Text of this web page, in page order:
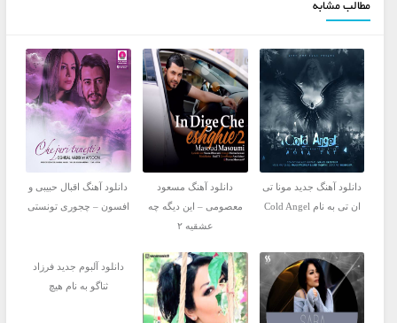
مطالب مشابه
دانلود آهنگ جدید مونا تی
ان تی به نام Cold Angel
دانلود آهنگ مسعود
معصومی – این دیگه چه
عشقیه ۲
دانلود آهنگ اقبال حبیبی و
افسون – چجوری تونستی
دانلود آلبوم جدید فرزاد
ثناگو به نام هیچ